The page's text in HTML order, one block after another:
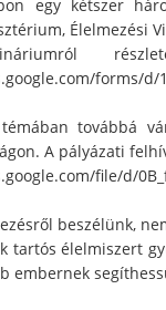
egy kétszer
Élelmezési
forms/d/
továbbá
A pályázati
file/d/
beszélünk,
tartós élelmiszert
embernek